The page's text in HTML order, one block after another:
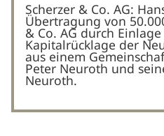
Scherzer & Co. AG:
Übertragung von
& Co. AG durch
Kapitalrücklage der
aus einem
Peter Neuroth und
Neuroth.